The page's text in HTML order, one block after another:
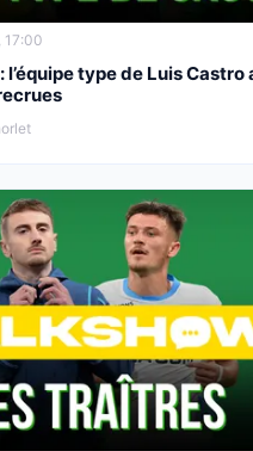
17:00
l’équipe type de Luis Castro